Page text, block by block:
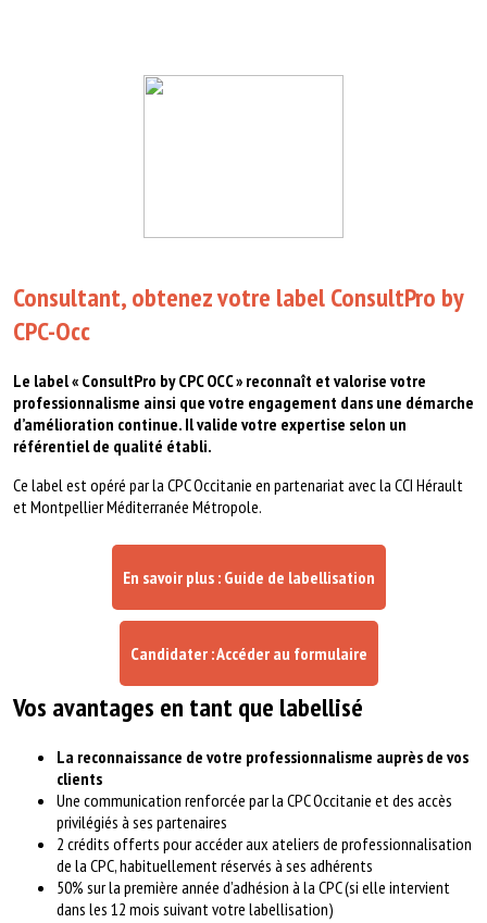
Consultant, obtenez votre label ConsultPro by
CPC-Occ
Le label « ConsultPro by CPC OCC » reconnaît et valorise votre
professionnalisme ainsi que votre engagement dans une démarche
d’amélioration continue. Il valide votre expertise selon un
référentiel de qualité établi.
Ce label est opéré par la CPC Occitanie en partenariat avec la CCI Hérault
et Montpellier Méditerranée Métropole.
En savoir plus : Guide de labellisation
Candidater : Accéder au formulaire
Vos avantages en tant que labellisé
La reconnaissance de votre professionnalisme auprès de vos
clients
Une communication renforcée par la CPC Occitanie et des accès
privilégiés à ses partenaires
2 crédits offerts pour accéder aux ateliers de professionnalisation
de la CPC, habituellement réservés à ses adhérents
50% sur la première année d’adhésion à la CPC (si elle intervient
dans les 12 mois suivant votre labellisation)